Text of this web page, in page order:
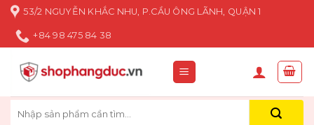
Skip
content
53/2 NGUYỄN KHẮC NHU, P.CẦU ÔNG LÃNH, QUẬN 1
+84 98 475 84 38
kiếm: